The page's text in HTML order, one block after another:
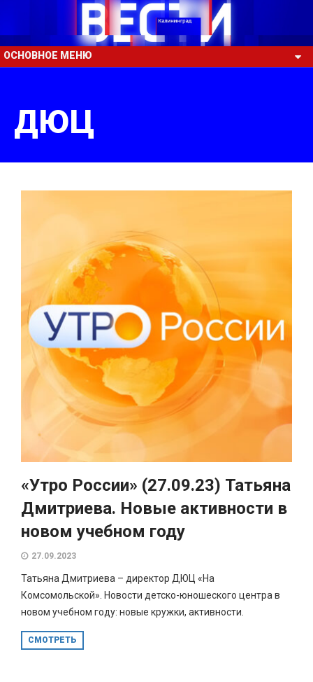
ОСНОВНОЕ МЕНЮ
ДЮЦ
«Утро России» (27.09.23) Татьяна
Дмитриева. Новые активности в
новом учебном году
27.09.2023
Татьяна Дмитриева – директор ДЮЦ «На
Комсомольской». Новости детско-юношеского центра в
новом учебном году: новые кружки, активности.
СМОТРЕТЬ